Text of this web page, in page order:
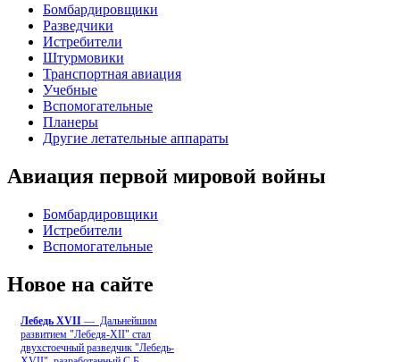
Бомбардировщики
Разведчики
Истребители
Штурмовики
Транспортная авиация
Учебные
Вспомогательные
Планеры
Другие летательные аппараты
Авиация первой мировой войны
Бомбардировщики
Истребители
Вспомогательные
Новое на сайте
Лебедь ХVII — Дальнейшим
развитием "Лебедя-ХII" стал
двухстоечный разведчик "Лебедь-